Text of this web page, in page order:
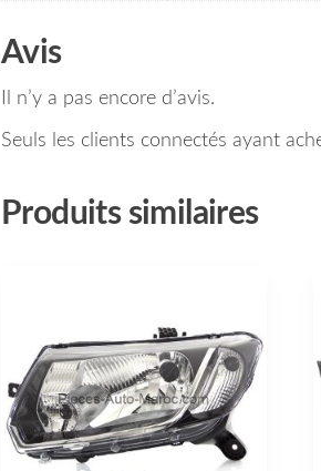
Avis
Il n’y a pas encore d’avis.
Seuls les clients connectés ayant
Produits similaires